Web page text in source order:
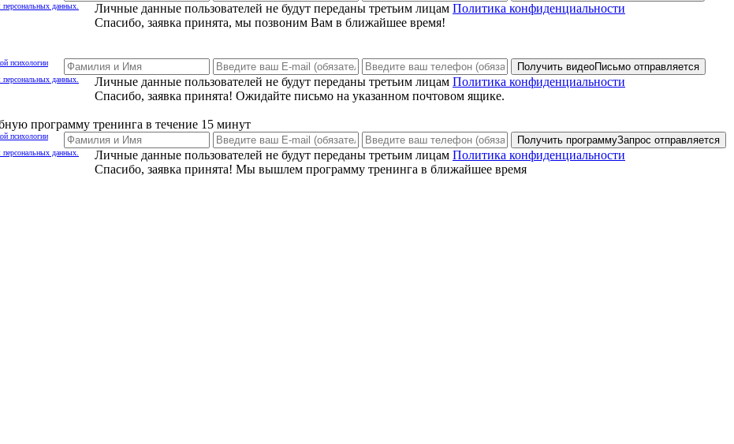
данных. Личные данные пользователей не будут переданы третьим лицам Политика конфиденциальности
Спасибо, заявка принята, мы позвоним Вам в ближайшее время!
психологии
данных.
Получить видеоПисьмо отправляется
Личные данные пользователей не будут переданы третьим лицам Политика конфиденциальности
Спасибо, заявка принята! Ожидайте письмо на указанном почтовом ящике.
программу тренинга в течение 15 минут
психологии
данных.
Получить программуЗапрос отправляется
Личные данные пользователей не будут переданы третьим лицам Политика конфиденциальности
Спасибо, заявка принята! Мы вышлем программу тренинга в ближайшее время